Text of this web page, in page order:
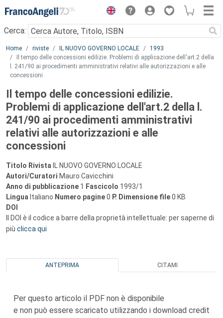
Menu
Cerca:
Main content
Home riviste IL NUOVO GOVERNO LOCALE
1993
Il tempo delle concessioni edilizie. Problemi di applicazione dell'art.2 della
l. 241/90 ai procedimenti amministrativi relativi alle autorizzazioni e alle
concessioni
Il tempo delle concessioni edilizie.
Problemi di applicazione dell'art.2 della l.
241/90 ai procedimenti amministrativi
relativi alle autorizzazioni e alle
concessioni
Titolo Rivista IL NUOVO GOVERNO LOCALE
Autori/Curatori Mauro Cavicchini
Anno di pubblicazione 1 Fascicolo 1993/1
Lingua Italiano Numero pagine0 P. Dimensione file0 KB
DOI
Il DOI è il codice a barre della proprietà intellettuale: per saperne di
più clicca qui
ANTEPRIMA CITAMI
Per questo articolo il PDF non è disponibile
e non può essere scaricato utilizzando i download credit